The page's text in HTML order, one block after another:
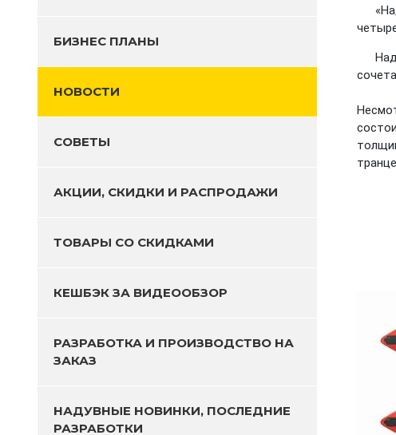
БИЗНЕС ПЛАНЫ
НОВОСТИ
СОВЕТЫ
АКЦИИ, СКИДКИ И РАСПРОДАЖИ
ТОВАРЫ СО СКИДКАМИ
КЕШБЭК ЗА ВИДЕООБЗОР
РАЗРАБОТКА И ПРОИЗВОДСТВО НА
ЗАКАЗ
НАДУВНЫЕ НОВИНКИ, ПОСЛЕДНИЕ
РАЗРАБОТКИ